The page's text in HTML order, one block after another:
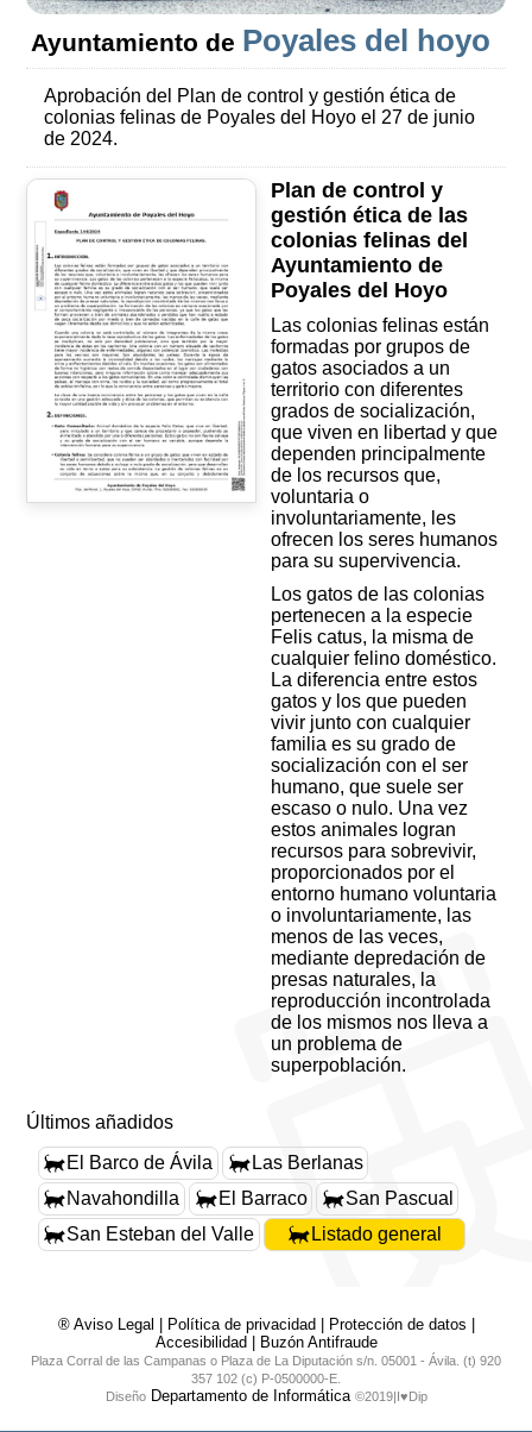
Ayuntamiento de Poyales del hoyo
Aprobación del Plan de control y gestión ética de
colonias felinas de Poyales del Hoyo el 27 de junio
de 2024.
Plan de control y
gestión ética de las
colonias felinas del
Ayuntamiento de
Poyales del Hoyo
Las colonias felinas están
formadas por grupos de
gatos asociados a un
territorio con diferentes
grados de socialización,
que viven en libertad y que
dependen principalmente
de los recursos que,
voluntaria o
involuntariamente, les
ofrecen los seres humanos
para su supervivencia.
Los gatos de las colonias
pertenecen a la especie
Felis catus, la misma de
cualquier felino doméstico.
La diferencia entre estos
gatos y los que pueden
vivir junto con cualquier
familia es su grado de
socialización con el ser
humano, que suele ser
escaso o nulo. Una vez
estos animales logran
recursos para sobrevivir,
proporcionados por el
entorno humano voluntaria
o involuntariamente, las
menos de las veces,
mediante depredación de
presas naturales, la
reproducción incontrolada
de los mismos nos lleva a
un problema de
superpoblación.
Últimos añadidos
El Barco de Ávila
Las Berlanas
Navahondilla
El Barraco
San Pascual
San Esteban del Valle
Listado general
® Aviso Legal | Política de privacidad| Protección de datos |
Accesibilidad| Buzón Antifraude
Plaza Corral de las Campanas o Plaza de La Diputación s/n. 05001 - Ávila. (t) 920
357 102 (c) P-0500000-E.
DiseñoDepartamento de Informática ©2019|I♥Dip